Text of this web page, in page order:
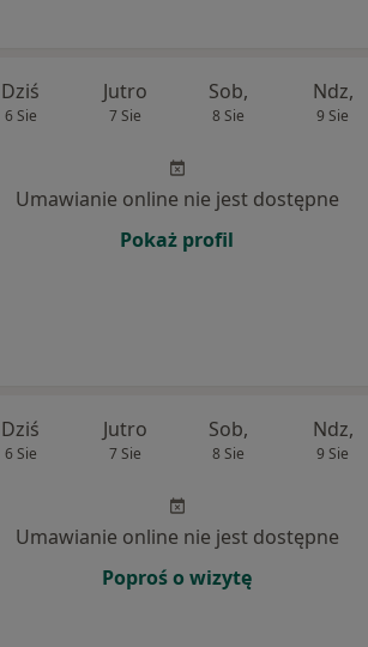
Dziś
6 Sie
Jutro
7 Sie
Sob,
8 Sie
Ndz,
9 Sie
Umawianie online nie jest dostępne
Pokaż profil
Dziś
6 Sie
Jutro
7 Sie
Sob,
8 Sie
Ndz,
9 Sie
Umawianie online nie jest dostępne
Poproś o wizytę